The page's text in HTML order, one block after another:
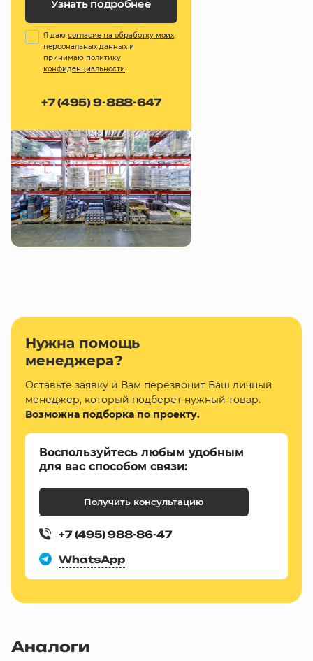
Узнать подробнее
Я даю согласие на обработку моих
персональных данных и
принимаю политику
конфиденциальности.
+7 (495) 9-888-647
Нужна помощь
менеджера?
Оставьте заявку и Вам перезвонит Ваш личный
менеджер, который подберет нужный товар.
Возможна подборка по проекту.
Воспользуйтесь любым удобным
для вас способом связи:
Получить консультацию
+7 (495) 988-86-47
WhatsApp
Аналоги